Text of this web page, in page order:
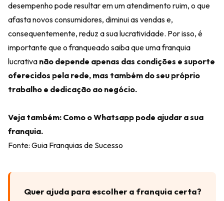
desempenho pode resultar em um atendimento ruim, o que
afasta novos consumidores, diminui as vendas e,
consequentemente, reduz a sua lucratividade. Por isso, é
importante que o franqueado saiba que uma franquia
lucrativa não depende apenas das condições e suporte
oferecidos pela rede, mas também do seu próprio
trabalho e dedicação ao negócio.
Veja também: Como o Whatsapp pode ajudar a sua
franquia.
Fonte: Guia Franquias de Sucesso
Quer ajuda para escolher a franquia certa?